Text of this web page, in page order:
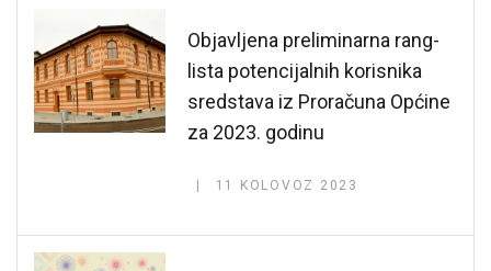
Objavljena preliminarna rang-
lista potencijalnih korisnika
sredstava iz Proračuna Općine
za 2023. godinu
11 KOLOVOZ 2023